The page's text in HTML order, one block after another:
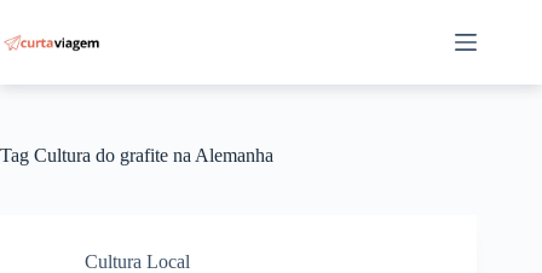
para
o
Tag Cultura do grafite na Alemanha
Cultura Local